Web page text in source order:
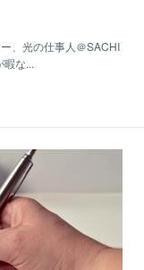
、光の仕事人＠SACHI
暇な...